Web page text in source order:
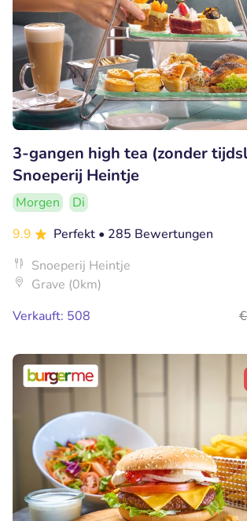
3-gangen high tea (zonder
Snoeperij Heintje
Morgen
Di
9.9
Perfekt • 285 Bewertungen
Snoeperij Heintje
Grave (0km)
Verkauft: 508